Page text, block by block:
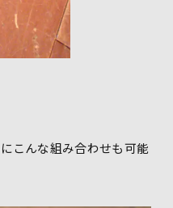
にこんな組み合わせも可能